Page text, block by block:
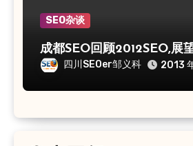
SEO杂谈
成都SEO回顾2012SEO,展
四川SEOer邹义科 2013